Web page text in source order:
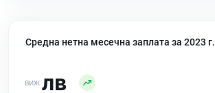
Средна нетна месечна заплата за 2023 г.
лв